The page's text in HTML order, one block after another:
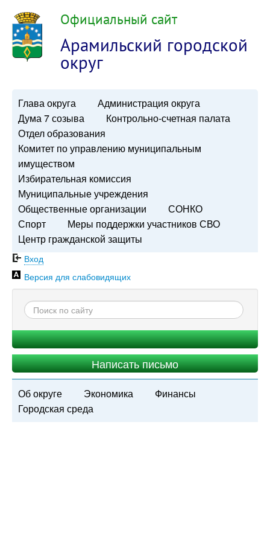
Официальный сайт
Арамильский городской
округ
Глава округа
Администрация округа
Дума 7 созыва
Контрольно-счетная палата
Отдел образования
Комитет по управлению муниципальным
имуществом
Избирательная комиссия
Муниципальные учреждения
Общественные организации
СОНКО
Спорт
Меры поддержки участников СВО
Центр гражданской защиты
Вход
Версия для слабовидящих
Написать письмо
Об округе Экономика
Финансы
Городская среда